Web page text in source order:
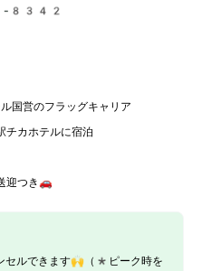
8342
国営のフラッグキャリア
チカホテルに宿泊
迎つき🚗
ルできます🙌（*ピーク時を